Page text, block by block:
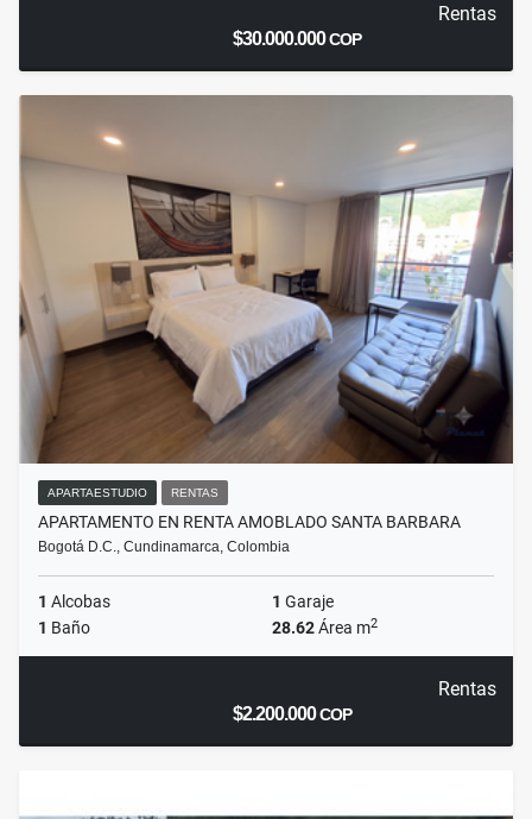
Rentas
$30.000.000COP
APARTAESTUDIO RENTAS
APARTAMENTO EN RENTA AMOBLADO SANTA BARBARA
Bogotá D.C., Cundinamarca, Colombia
1 Alcobas 1 Garaje
1 Baño 28.62Área m2
Rentas
$2.200.000COP